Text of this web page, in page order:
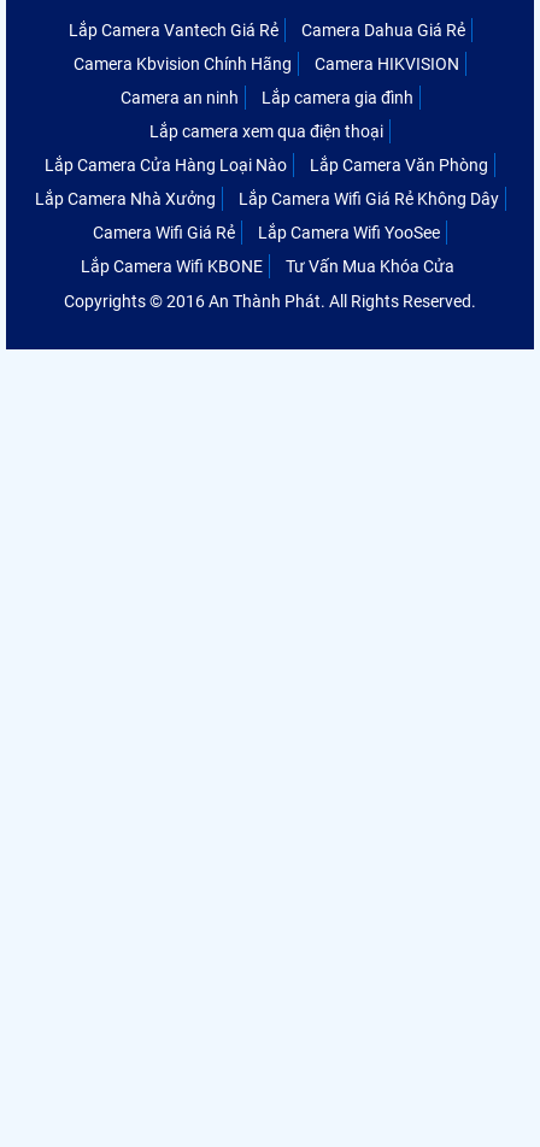
Lắp Camera Vantech Giá Rẻ
Camera Dahua Giá Rẻ
Camera Kbvision Chính Hãng
Camera HIKVISION
Camera an ninh
Lắp camera gia đình
Lắp camera xem qua điện thoại
Lắp Camera Cửa Hàng Loại Nào
Lắp Camera Văn Phòng
Lắp Camera Nhà Xưởng
Lắp Camera Wifi Giá Rẻ Không Dây
Camera Wifi Giá Rẻ
Lắp Camera Wifi YooSee
Lắp Camera Wifi KBONE
Tư Vấn Mua Khóa Cửa
Copyrights © 2016 An Thành Phát. All Rights Reserved.